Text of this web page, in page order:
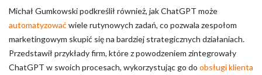
Michał Gumkowski podkreślił również, jak ChatGPT może
automatyzować wiele rutynowych zadań, co pozwala zespołom
marketingowym skupić się na bardziej strategicznych działaniach.
Przedstawił przykłady firm, które z powodzeniem zintegrowały
ChatGPT w swoich procesach, wykorzystując go do obsługi klienta